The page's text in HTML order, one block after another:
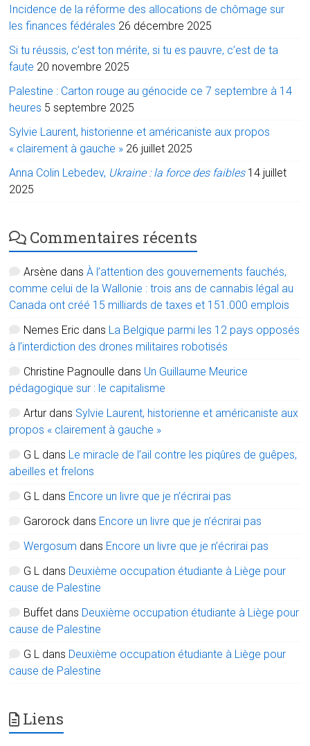
Incidence de la réforme des allocations de chômage sur
les finances fédérales 26 décembre 2025
Si tu réussis, c’est ton mérite, si tu es pauvre, c’est de ta
faute 20 novembre 2025
Palestine : Carton rouge au génocide ce 7 septembre à 14
heures 5 septembre 2025
Sylvie Laurent, historienne et américaniste aux propos
« clairement à gauche » 26 juillet 2025
Anna Colin Lebedev, Ukraine : la force des faibles 14 juillet
2025
Commentaires récents
Arsène dansÀ l’attention des gouvernements fauchés,
comme celui de la Wallonie : trois ans de cannabis légal au
Canada ont créé 15 milliards de taxes et 151.000 emplois
Nemes Eric dans La Belgique parmi les 12 pays opposés
à l’interdiction des drones militaires robotisés
Christine Pagnoulle dans Un Guillaume Meurice
pédagogique sur : le capitalisme
Artur dans Sylvie Laurent, historienne et américaniste aux
propos « clairement à gauche »
G L dans Le miracle de l’ail contre les piqûres de guêpes,
abeilles et frelons
G L dans Encore un livre que je n’écrirai pas
Garorock dans Encore un livre que je n’écrirai pas
Wergosum dans Encore un livre que je n’écrirai pas
G L dans Deuxième occupation étudiante à Liège pour
cause de Palestine
Buffet dans Deuxième occupation étudiante à Liège pour
cause de Palestine
G L dans Deuxième occupation étudiante à Liège pour
cause de Palestine
Liens